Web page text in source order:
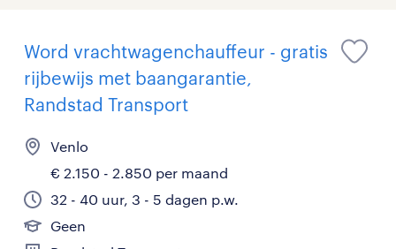
Word vrachtwagenchauffeur - gratis
rijbewijs met baangarantie,
Randstad Transport
Venlo
€ 2.150 - 2.850 per maand
32 - 40 uur, 3 - 5 dagen p.w.
Geen